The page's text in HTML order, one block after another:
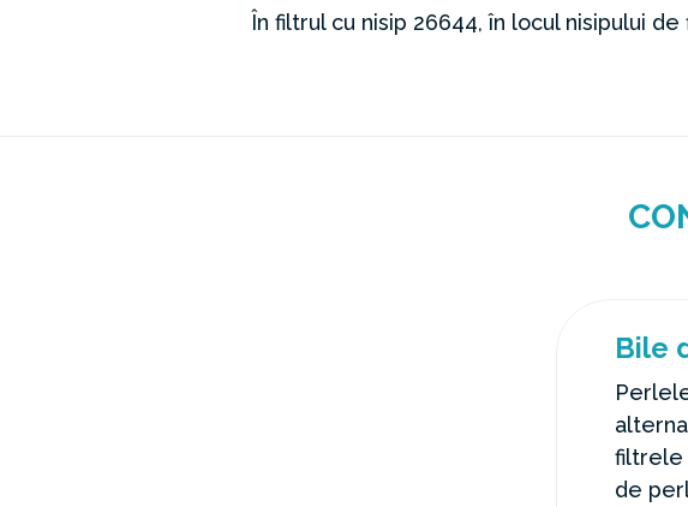
În filtrul cu nisip 26644, în locul nisipului
Bile
filtrele
de